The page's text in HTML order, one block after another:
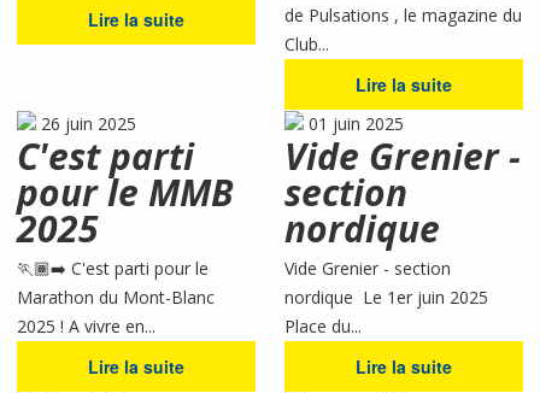
Lire la suite
de Pulsations , le magazine du
Club...
Lire la suite
26 juin 2025
C'est parti
pour le MMB
2025
🏃🏾‍➡️ C'est parti pour le
Marathon du Mont-Blanc
2025 ! A vivre en...
Lire la suite
01 juin 2025
Vide Grenier -
section
nordique
Vide Grenier - section
nordique Le 1er juin 2025
Place du...
Lire la suite